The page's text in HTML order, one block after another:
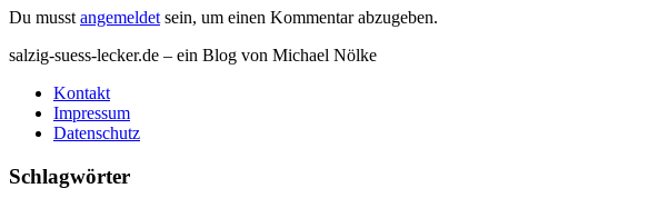
Du musst angemeldet sein, um einen Kommentar abzugeben.
salzig-suess-lecker.de – ein Blog von Michael Nölke
Kontakt
Impressum
Datenschutz
Schlagwörter